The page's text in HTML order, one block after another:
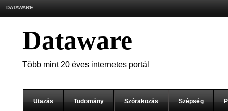
DATAWARE
Dataware
Több mint 20 éves internetes portál
Utazás Tudomány Szórakozás Szépség